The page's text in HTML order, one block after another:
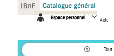
Espace personnel Aide
Tout
Panneau de gestion des cookies